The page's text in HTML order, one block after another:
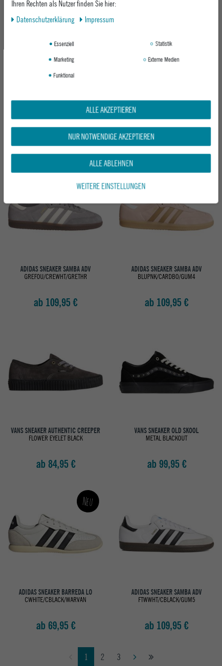
VANS SNEAKER AUTHENTIC
ab 84,95 €
ADIDAS SNEAKER SAMBA ADV
ab 109,95 €
ADIDAS SNEAKER SAMBA ADV
GREFOU/CREWHT/GRETHR
ab 109,95 €
ADIDAS SNEAKER SAMBA ADV
BLUPNK/CARDBO/GUM4
ab 109,95 €
VANS SNEAKER AUTHENTIC CREEPER
FLOWER EYELET BLACK
ab 84,95 €
VANS SNEAKER OLD SKOOL
METAL BLACKOUT
ab 99,95 €
Neu
ADIDAS SNEAKER BARREDA LO
CWHITE/CBLACK/WARVAN
ab 69,95 €
ADIDAS SNEAKER SAMBA ADV
FTWWHT/CBLACK/GUM5
ab 109,95 €
1 2 3
Ihren Rechten als Nutzer finden Sie hier:
Daten­schutz­erklärung
Impressum
Essenziell
Statistik
Marketing
Externe Medien
Funktional
ALLE AKZEPTIEREN
NUR NOTWENDIGE AKZEPTIEREN
ALLE ABLEHNEN
WEITERE EINSTELLUNGEN